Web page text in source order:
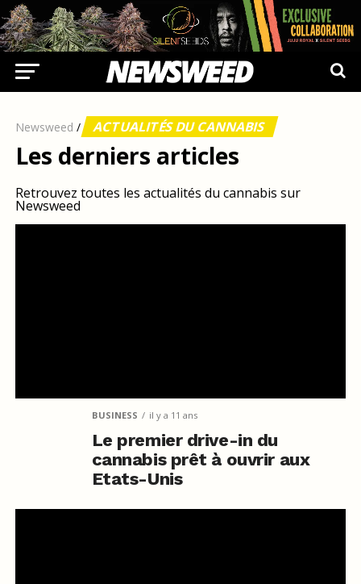
Newsweed / ACTUALITÉS DU CANNABIS
Les derniers articles
Retrouvez toutes les actualités du cannabis sur
Newsweed
BUSINESS il y a 11 ans
Le premier drive-in du
cannabis prêt à ouvrir aux
Etats-Unis